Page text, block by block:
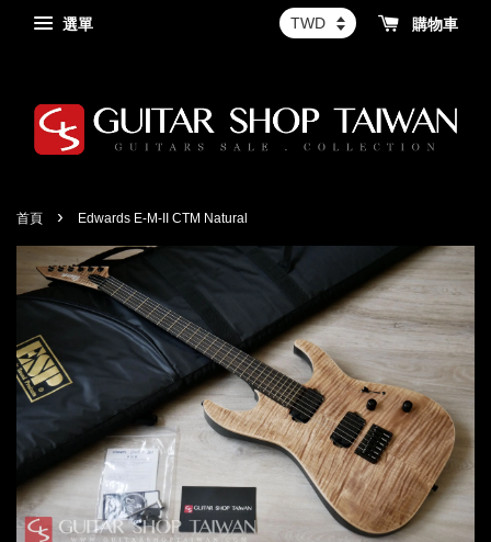
選單 購物車
首頁 › Edwards E-M-II CTM Natural